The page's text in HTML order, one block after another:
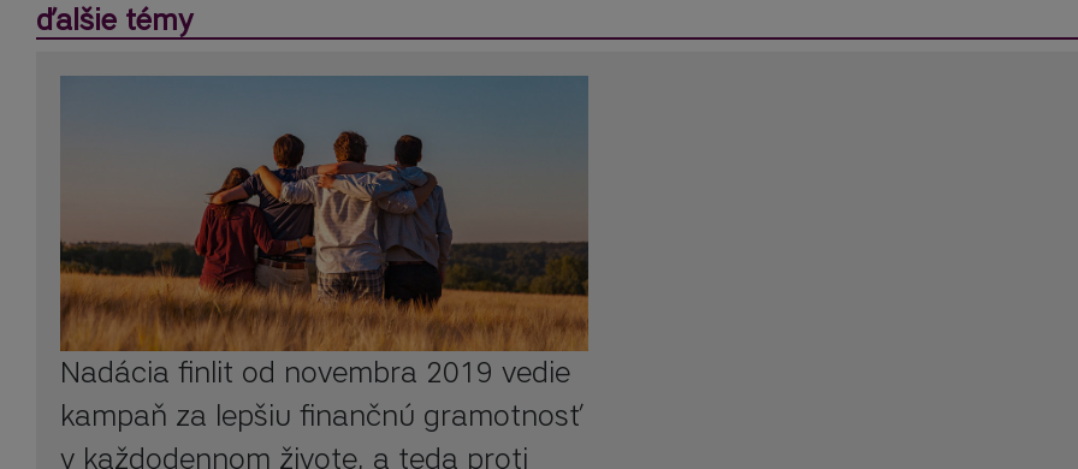
ďalšie témy
Nadácia finlit od novembra 2019 vedie
kampaň za lepšiu finančnú gramotnosť
v každodennom živote, a teda proti